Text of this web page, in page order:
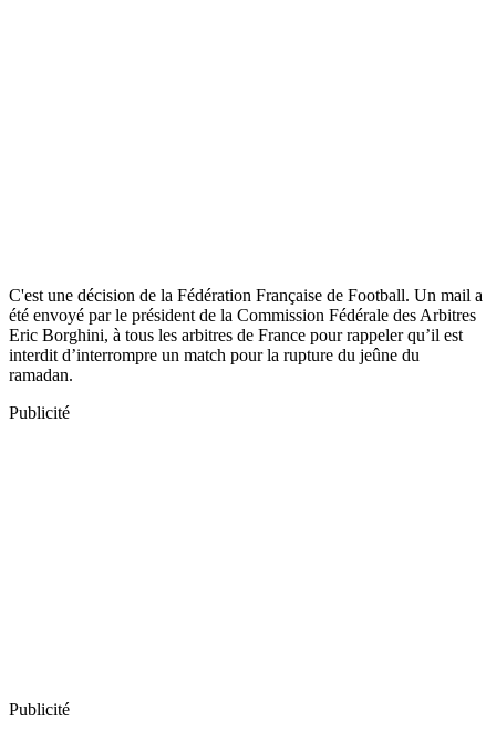
C'est une décision de la Fédération Française de Football. Un mail a
été envoyé par le président de la Commission Fédérale des Arbitres
Eric Borghini, à tous les arbitres de France pour rappeler qu’il est
interdit d’interrompre un match pour la rupture du jeûne du
ramadan.
Publicité
Publicité